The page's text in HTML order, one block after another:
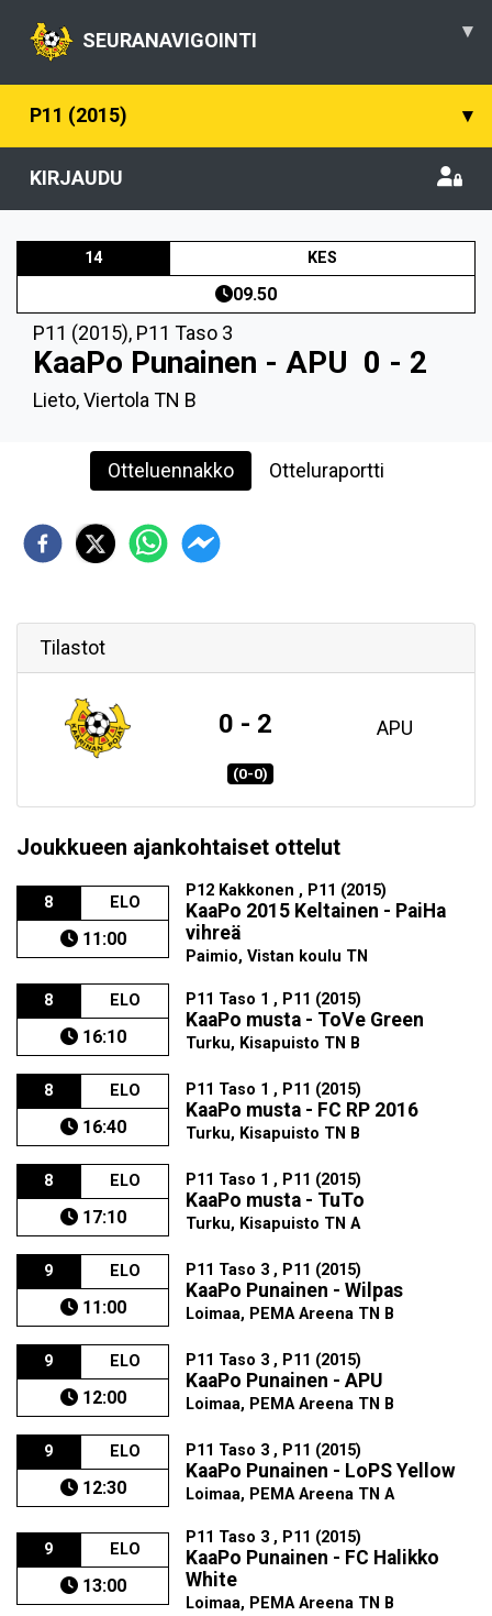
SEURANAVIGOINTI ▾
P11 (2015) ▾
KIRJAUDU
14 KES
09.50
P11 (2015), P11 Taso 3
KaaPo Punainen - APU 0 - 2
Lieto, Viertola TN B
Otteluennakko Otteluraportti
Tilastot
0 - 2 APU
(0-0)
Joukkueen ajankohtaiset ottelut
8 ELO
11:00
P12 Kakkonen , P11 (2015)
KaaPo 2015 Keltainen - PaiHa
vihreä
Paimio, Vistan koulu TN
8 ELO
16:10
P11 Taso 1 , P11 (2015)
KaaPo musta - ToVe Green
Turku, Kisapuisto TN B
8 ELO
16:40
P11 Taso 1 , P11 (2015)
KaaPo musta - FC RP 2016
Turku, Kisapuisto TN B
8 ELO
17:10
P11 Taso 1 , P11 (2015)
KaaPo musta - TuTo
Turku, Kisapuisto TN A
9 ELO
11:00
P11 Taso 3 , P11 (2015)
KaaPo Punainen - Wilpas
Loimaa, PEMA Areena TN B
9 ELO
12:00
P11 Taso 3 , P11 (2015)
KaaPo Punainen - APU
Loimaa, PEMA Areena TN B
9 ELO
12:30
P11 Taso 3 , P11 (2015)
KaaPo Punainen - LoPS Yellow
Loimaa, PEMA Areena TN A
9 ELO
13:00
P11 Taso 3 , P11 (2015)
KaaPo Punainen - FC Halikko
White
Loimaa, PEMA Areena TN B